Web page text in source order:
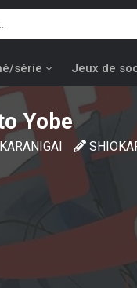
série Jeux de
Yobe